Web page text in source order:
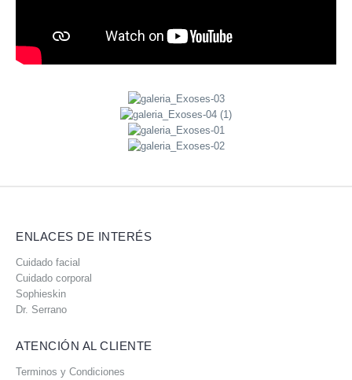
ENLACES DE INTERÉS
Cuidado facial
Cuidado corporal
Sophieskin
Dr. Serrano
ATENCIÓN AL CLIENTE
Terminos y Condiciones